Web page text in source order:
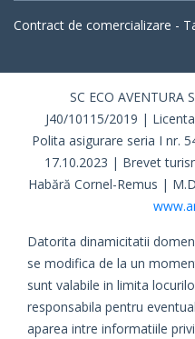
Contract de comercializare -
SC ECO
J40/10115/2019 |
Polita asigurare seria I nr.
17.10.2023 | Brevet
Habără Cornel-Remus |
Datorita dinamicitatii
se modifica de la un
sunt valabile in limita
responsabila pentru
aparea intre informatiile